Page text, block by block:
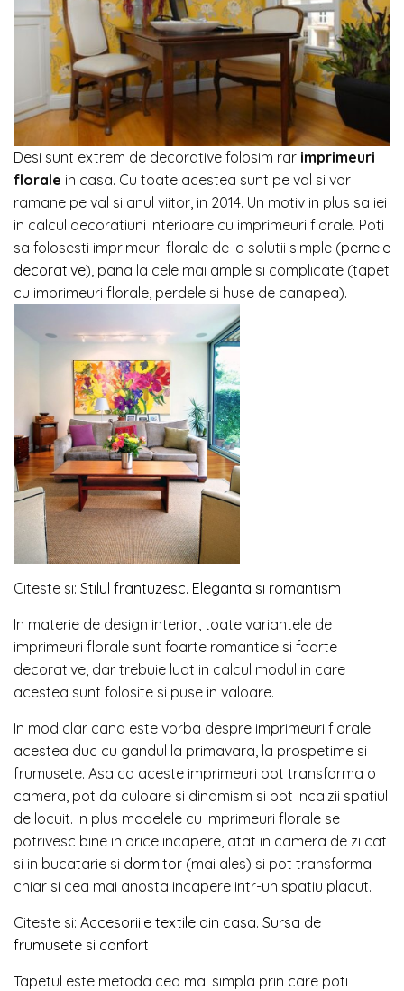
Desi sunt extrem de decorative folosim rar imprimeuri
florale in casa. Cu toate acestea sunt pe val si vor
ramane pe val si anul viitor, in 2014. Un motiv in plus sa iei
in calcul decoratiuni interioare cu imprimeuri florale. Poti
sa folosesti imprimeuri florale de la solutii simple (pernele
decorative), pana la cele mai ample si complicate (tapet
cu imprimeuri florale, perdele si huse de canapea).
Citeste si: Stilul frantuzesc. Eleganta si romantism
In materie de design interior, toate variantele de
imprimeuri florale sunt foarte romantice si foarte
decorative, dar trebuie luat in calcul modul in care
acestea sunt folosite si puse in valoare.
In mod clar cand este vorba despre imprimeuri florale
acestea duc cu gandul la primavara, la prospetime si
frumusete. Asa ca aceste imprimeuri pot transforma o
camera, pot da culoare si dinamism si pot incalzii spatiul
de locuit. In plus modelele cu imprimeuri florale se
potrivesc bine in orice incapere, atat in camera de zi cat
si in bucatarie si dormitor (mai ales) si pot transforma
chiar si cea mai anosta incapere intr-un spatiu placut.
Citeste si: Accesoriile textile din casa. Sursa de
frumusete si confort
Tapetul este metoda cea mai simpla prin care poti